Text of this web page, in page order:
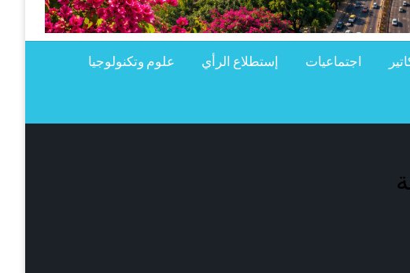
اجتماعيات إستطلاع الرأي علوم وتكنولوجيا